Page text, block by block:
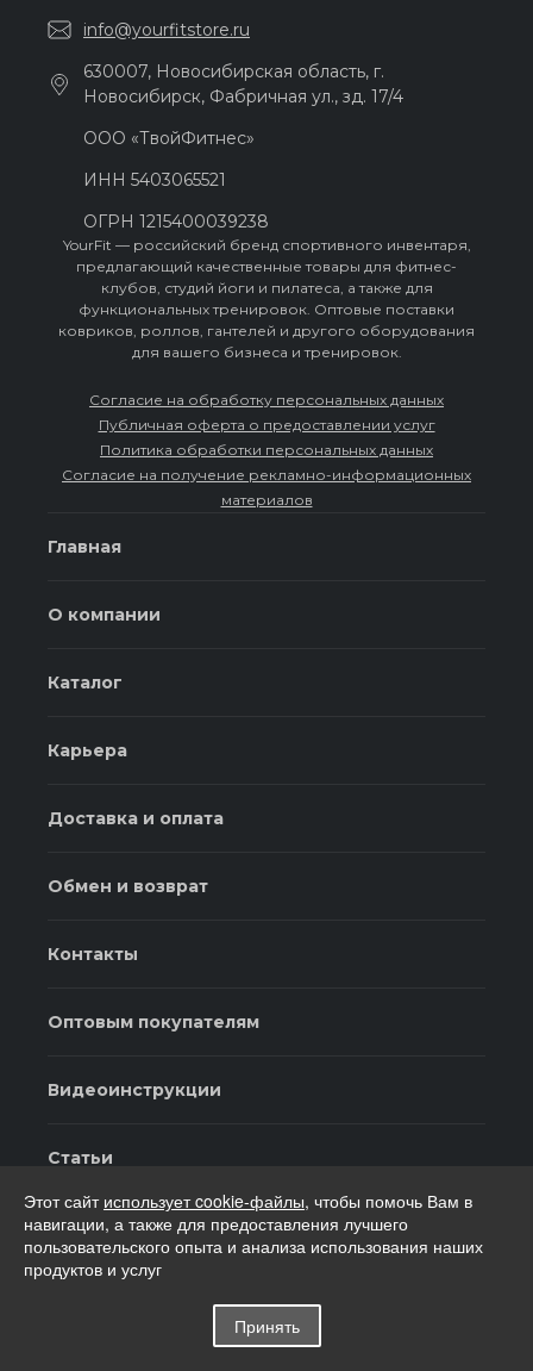
info@yourfitstore.ru
630007, Новосибирская область, г.
Новосибирск, Фабричная ул., зд. 17/4
ООО «ТвойФитнес»
ИНН 54030‍65521
ОГРН 121540‍0039238
YourFit — российский бренд спортивного инвентаря,
предлагающий качественные товары для фитнес-
клубов, студий йоги и пилатеса, а также для
функциональных тренировок. Оптовые поставки
ковриков, роллов, гантелей и другого оборудования
для вашего бизнеса и тренировок.
Согласие на обработку персональных данных
Публичная оферта о предоставлении услуг
Политика обработки персональных данных
Согласие на получение рекламно-информационных
материалов
Главная
О компании
Каталог
Карьера
Доставка и оплата
Обмен и возврат
Контакты
Оптовым покупателям
Видеоинструкции
Статьи
Мы в соц. сетях
Продвижение и техподдержка сайта
Этот сайт использует cookie-файлы, чтобы помочь Вам в
навигации, а также для предоставления лучшего
пользовательского опыта и анализа использования наших
продуктов и услуг
Принять